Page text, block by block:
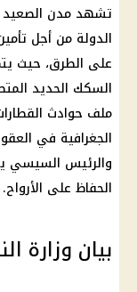
تشهد مدن
الدولة من أجل
على الطرق، حيث يتم
السكك الحديد
ملف حوادث
الجغرافية في
والرئيس السيسي
الحفاظ على الأرواح.
بيان وزارة